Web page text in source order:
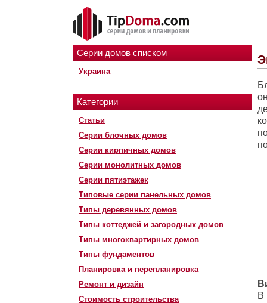
Серии домов списком
Украина
Категории
Статьи
Серии блочных домов
Серии кирпичных домов
Серии монолитных домов
Серии пятиэтажек
Типовые серии панельных домов
Типы деревянных домов
Типы коттеджей и загородных домов
Типы многоквартирных домов
Типы фундаментов
Планировка и перепланировка
Ремонт и дизайн
Стоимость строительства
В